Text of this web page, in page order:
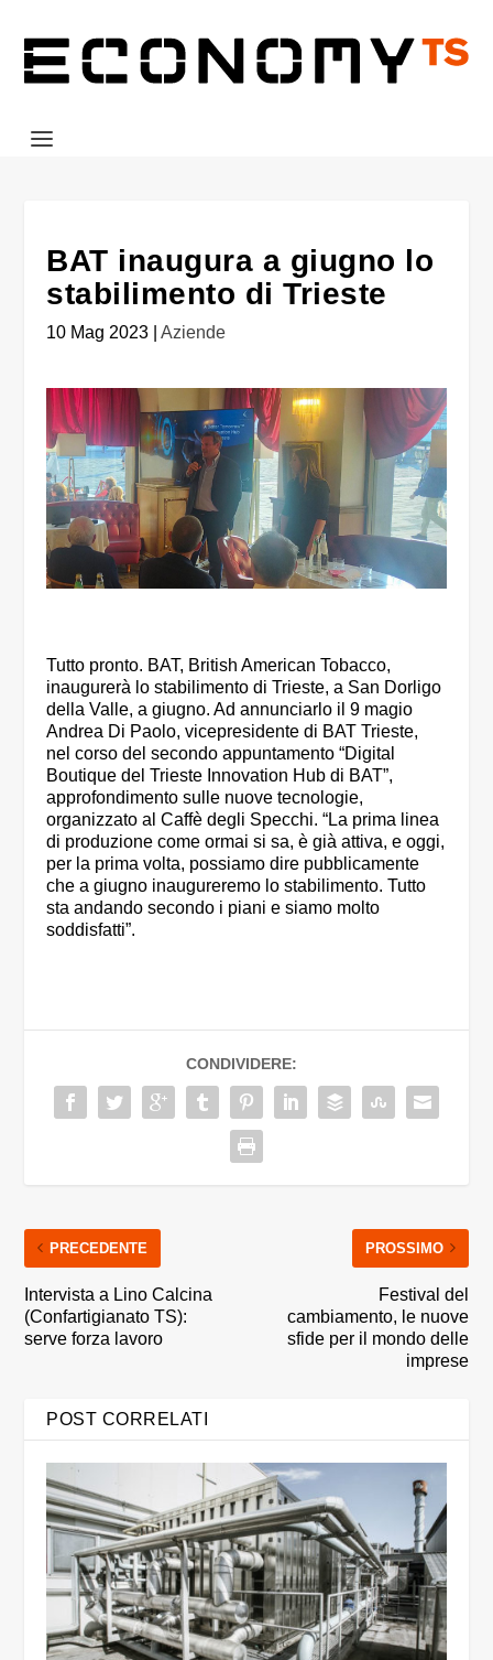
BAT inaugura a giugno lo
stabilimento di Trieste
10 Mag 2023 |Aziende
Tutto pronto. BAT, British American Tobacco,
inaugurerà lo stabilimento di Trieste, a San Dorligo
della Valle, a giugno. Ad annunciarlo il 9 magio
Andrea Di Paolo, vicepresidente di BAT Trieste,
nel corso del secondo appuntamento “Digital
Boutique del Trieste Innovation Hub di BAT”,
approfondimento sulle nuove tecnologie,
organizzato al Caffè degli Specchi. “La prima linea
di produzione come ormai si sa, è già attiva, e oggi,
per la prima volta, possiamo dire pubblicamente
che a giugno inaugureremo lo stabilimento. Tutto
sta andando secondo i piani e siamo molto
soddisfatti”.
CONDIVIDERE:
PRECEDENTE
Intervista a Lino Calcina
(Confartigianato TS):
serve forza lavoro
PROSSIMO
Festival del
cambiamento, le nuove
sfide per il mondo delle
imprese
POST CORRELATI